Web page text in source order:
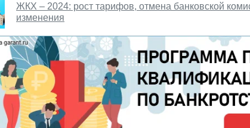
ЖКХ – 2024: рост тарифов, отмена банковской
изменения